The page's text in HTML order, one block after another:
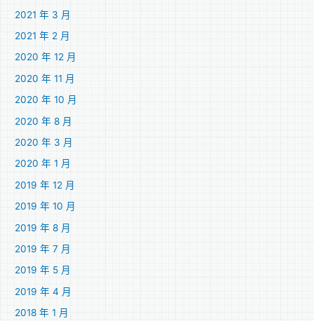
2021 年 3 月
2021 年 2 月
2020 年 12 月
2020 年 11 月
2020 年 10 月
2020 年 8 月
2020 年 3 月
2020 年 1 月
2019 年 12 月
2019 年 10 月
2019 年 8 月
2019 年 7 月
2019 年 5 月
2019 年 4 月
2018 年 1 月